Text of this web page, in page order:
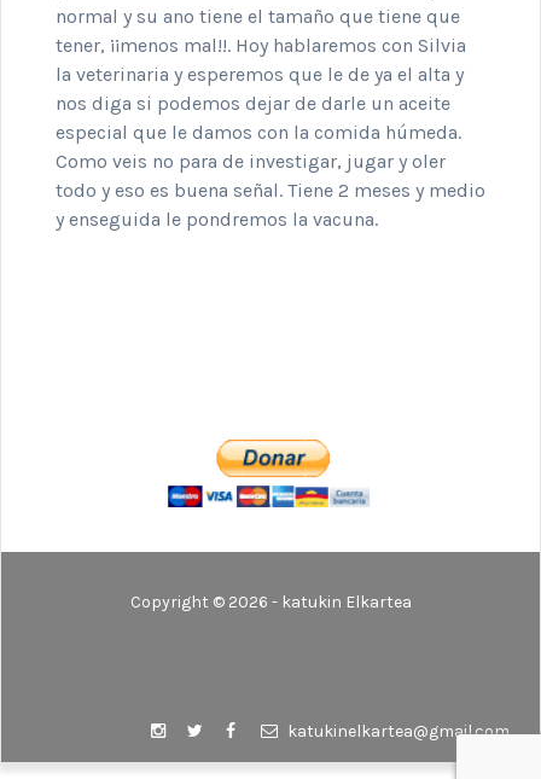
normal y su ano tiene el tamaño que tiene que
tener, ¡¡menos mal!!. Hoy hablaremos con Silvia
la veterinaria y esperemos que le de ya el alta y
nos diga si podemos dejar de darle un aceite
especial que le damos con la comida húmeda.
Como veis no para de investigar, jugar y oler
todo y eso es buena señal. Tiene 2 meses y medio
y enseguida le pondremos la vacuna.
Copyright © 2026 - katukin Elkartea
katukinelkartea@gmail.com